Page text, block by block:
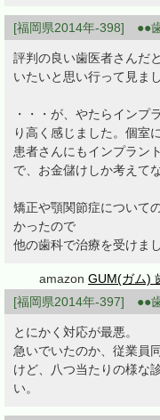
[福岡県2014年-398] ●●
評判の良い歯医者さんだ
いたいと思い行って見まし
・・・が、やたらインプ
り高く感じました。個室
患者さんにもインプラン
で、お金儲けしか考えて
矯正や顎関節症について
かったので
他の歯科で治療を受けまし
amazonGUM(ガム)
[福岡県2014年-397] ●●
とにかく対応が最悪。
急いでいたのか、従業員
けど、八つ当たりの様な
い。